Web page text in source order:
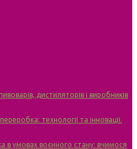
дистиляторів і виробників
технології та інновації.
в умовах воєнного стану: вчимося